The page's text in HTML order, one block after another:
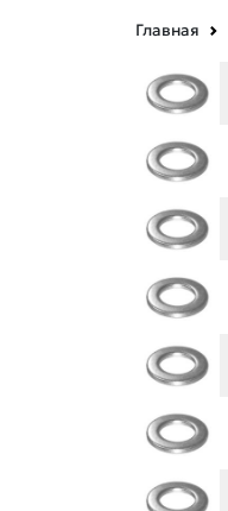
Главная